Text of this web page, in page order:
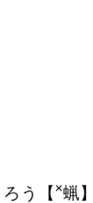
ろう【 ×蝋】